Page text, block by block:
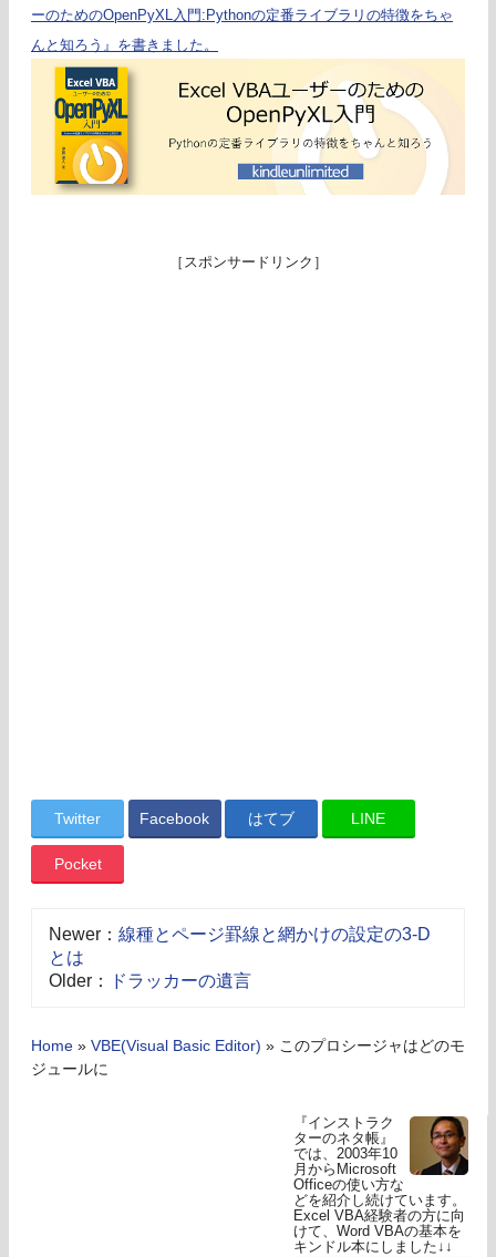
ーのためのOpenPyXL入門:Pythonの定番ライブラリの特徴をちゃ
んと知ろう』を書きました。
［スポンサードリンク］
Twitter Facebook はてブ LINE
Pocket
Newer： 線種とページ罫線と網かけの設定の3-D
とは
Older：
ドラッカーの遺言
Home » VBE(Visual Basic Editor) » このプロシージャはどのモ
ジュールに
『インストラク
ターのネタ帳』
では、2003年10
月からMicrosoft
Officeの使い方な
どを紹介し続けています。
Excel VBA経験者の方に向
けて、Word VBAの基本を
キンドル本にしました↓↓